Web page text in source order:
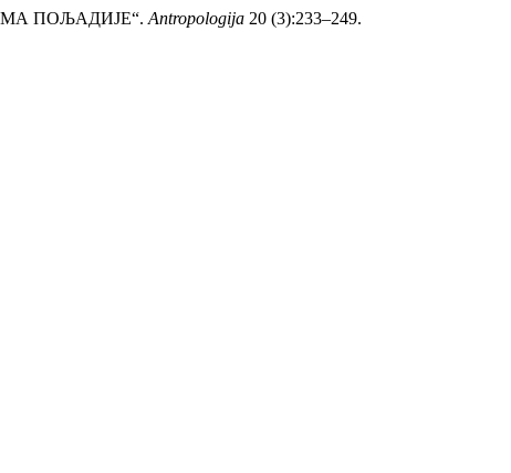
ПОЉАДИЈЕ“. Antropologija 20 (3):233–249.